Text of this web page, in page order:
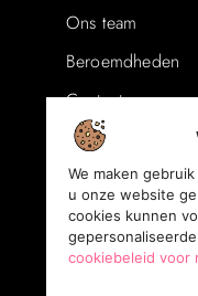
We maken
u onze website
cookies kunnen
cookiebeleid voor
Ons team
Beroemdheden​
Contact
Registreer
Wij worden ook
Website index
Cookie Policy